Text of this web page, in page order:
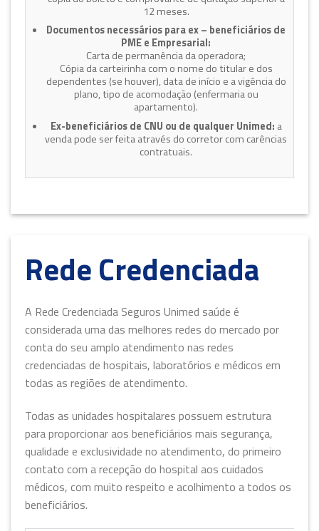
12 meses.
Documentos necessários para ex – beneficiários de
PME e Empresarial:
Carta de permanência da operadora;
Cópia da carteirinha com o nome do titular e dos
dependentes (se houver), data de início e a vigência do
plano, tipo de acomodação (enfermaria ou
apartamento).
Ex-beneficiários de CNU ou de qualquer Unimed: a
venda pode ser feita através do corretor com carências
contratuais.
Rede Credenciada
A Rede Credenciada Seguros Unimed saúde é
considerada uma das melhores redes do mercado por
conta do seu amplo atendimento nas redes
credenciadas de hospitais, laboratórios e médicos em
todas as regiões de atendimento.
Todas as unidades hospitalares possuem estrutura
para proporcionar aos beneficiários mais segurança,
qualidade e exclusividade no atendimento, do primeiro
contato com a recepção do hospital aos cuidados
médicos, com muito respeito e acolhimento a todos os
beneficiários.